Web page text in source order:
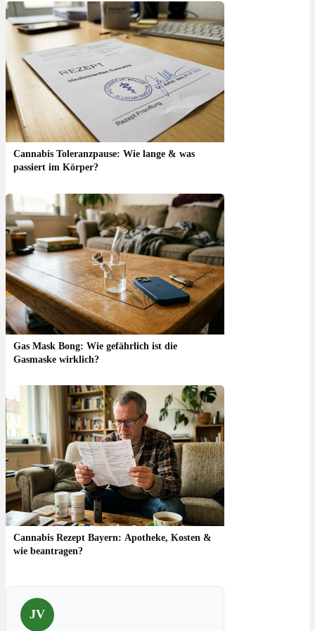
Cannabis Toleranzpause: Wie lange & was
passiert im Körper?
Gas Mask Bong: Wie gefährlich ist die
Gasmaske wirklich?
Cannabis Rezept Bayern: Apotheke, Kosten &
wie beantragen?
JV